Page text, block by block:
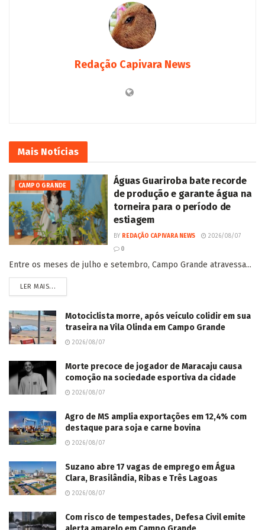
Redação Capivara News
Mais Notícias
CAMPO GRANDE
Águas Guariroba bate recorde
de produção e garante água na
torneira para o período de
estiagem
BY REDAÇÃO CAPIVARA NEWS
2026/08/07
0
Entre os meses de julho e setembro, Campo Grande atravessa...
LER MAIS...
Motociclista morre, após veículo colidir em sua
traseira na Vila Olinda em Campo Grande
2026/08/07
Morte precoce de jogador de Maracaju causa
comoção na sociedade esportiva da cidade
2026/08/07
Agro de MS amplia exportações em 12,4% com
destaque para soja e carne bovina
2026/08/07
Suzano abre 17 vagas de emprego em Água
Clara, Brasilândia, Ribas e Três Lagoas
2026/08/07
Com risco de tempestades, Defesa Civil emite